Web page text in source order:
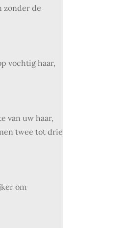
zonder de
vochtig haar,
van uw haar,
twee tot drie
om